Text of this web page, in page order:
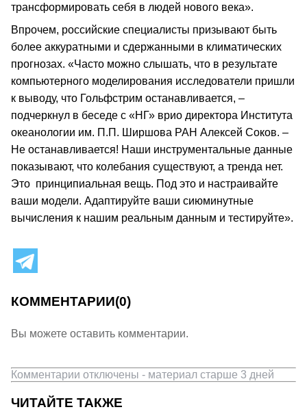
трансформировать себя в людей нового века».
Впрочем, российские специалисты призывают быть
более аккуратными и сдержанными в климатических
прогнозах. «Часто можно слышать, что в результате
компьютерного моделирования исследователи пришли
к выводу, что Гольфстрим останавливается, –
подчеркнул в беседе с «НГ» врио директора Института
океанологии им. П.П. Ширшова РАН Алексей Соков. –
Не останавливается! Наши инструментальные данные
показывают, что колебания существуют, а тренда нет.
Это принципиальная вещь. Под это и настраивайте
ваши модели. Адаптируйте ваши сиюминутные
вычисления к нашим реальным данным и тестируйте».
КОММЕНТАРИИ(0)
Вы можете оставить комментарии.
Комментарии отключены - материал старше 3 дней
ЧИТАЙТЕ ТАКЖЕ